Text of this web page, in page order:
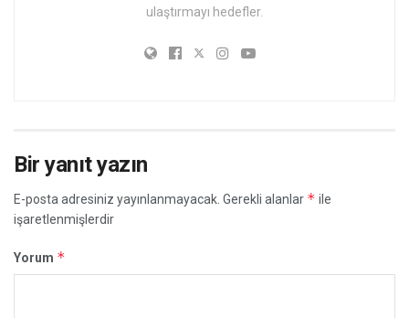
ulaştırmayı hedefler.
Bir yanıt yazın
E-posta adresiniz yayınlanmayacak. Gerekli alanlar * ile
işaretlenmişlerdir
Yorum *